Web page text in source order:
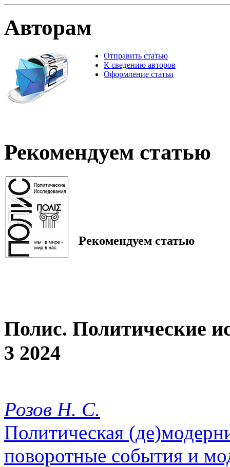
Авторам
Отправить статью
К сведению авторов
Оформление статьи
Рекомендуем статью
Рекомендуем статью
Полис. Политические
3 2024
Розов Н. С.
Политическая
поворотные события и